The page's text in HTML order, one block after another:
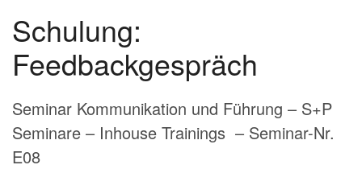
Schulung:
Feedbackgespräch
Seminar Kommunikation und Führung – S+P
Seminare – Inhouse Trainings – Seminar-Nr.
E08